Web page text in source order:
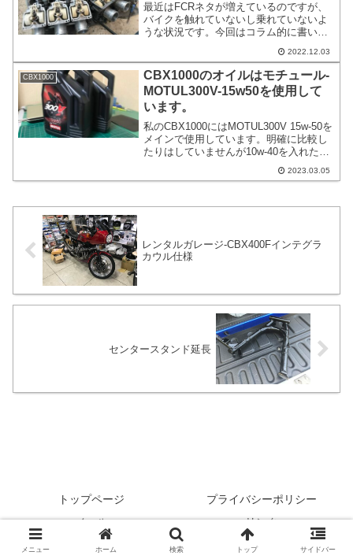
最近はFCRネタが増えているのですが、
バイクを触れていないし乗れていないよ
うな状況です。今回はコラム的に書いて
FCRの寿命について、ざっくりと書いて
いきます。タイトルにあるのですが、私
のCBX1000はFCRを20年以上装着してい
ます。
2022.12.03
CBX1000
CBX1000のオイルはモチュール-
MOTUL300V-15w50を使用して
います。
私のCBX1000にはMOTUL300V 15w-50を
メインで使用しています。明確に比較し
たりはしていませんが10w-40を入れたり
イルの事に詳しくはないのですが、粘度
2023.03.05
レンタルガレージ-CBX400Fインテグラ
カウル仕様
センタースタンド延長
トップページ
プライバシーポリシー
メール
リンク
© 2022 CBX1000-ららら.
メニュー ホーム 検索 トップ サイドバー